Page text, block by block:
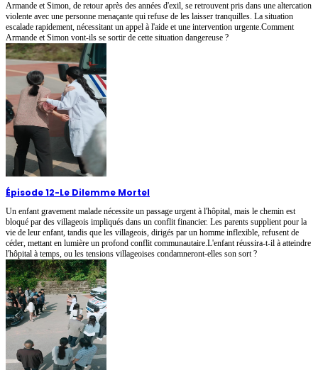
Armande et Simon, de retour après des années d'exil, se retrouvent pris dans une altercation
violente avec une personne menaçante qui refuse de les laisser tranquilles. La situation
escalade rapidement, nécessitant un appel à l'aide et une intervention urgente.Comment
Armande et Simon vont-ils se sortir de cette situation dangereuse ?
Épisode 12-Le Dilemme Mortel
Un enfant gravement malade nécessite un passage urgent à l'hôpital, mais le chemin est
bloqué par des villageois impliqués dans un conflit financier. Les parents supplient pour la
vie de leur enfant, tandis que les villageois, dirigés par un homme inflexible, refusent de
céder, mettant en lumière un profond conflit communautaire.L'enfant réussira-t-il à atteindre
l'hôpital à temps, ou les tensions villageoises condamneront-elles son sort ?